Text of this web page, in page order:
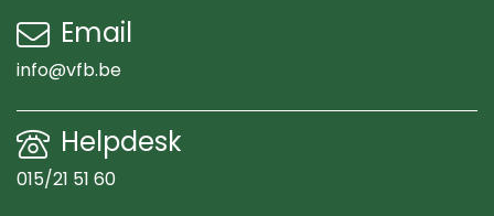
Email
info@vfb.be
Helpdesk
015/21 51 60